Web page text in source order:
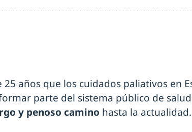
25 años que los cuidados paliativos en
parte del sistema público de
y penoso camino hasta la actualidad.